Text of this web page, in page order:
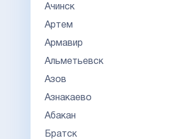
Ачинск
Артем
Армавир
Альметьевск
Азов
Азнакаево
Абакан
Братск